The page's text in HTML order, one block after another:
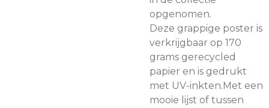
opgenomen.
Deze grappige poster is
verkrijgbaar op 170
grams gerecycled
papier en is gedrukt
met UV-inkten.Met een
mooie lijst of tussen